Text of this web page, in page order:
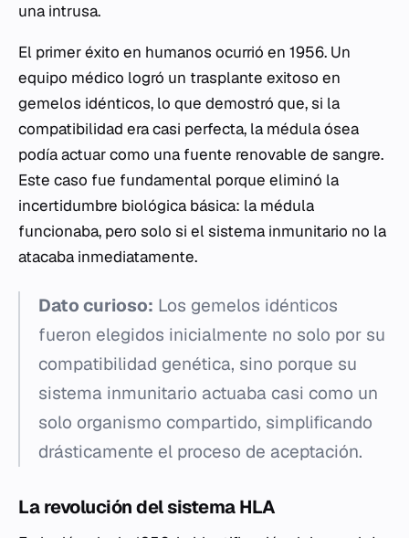
una intrusa.
El primer éxito en humanos ocurrió en 1956. Un
equipo médico logró un trasplante exitoso en
gemelos idénticos, lo que demostró que, si la
compatibilidad era casi perfecta, la médula ósea
podía actuar como una fuente renovable de sangre.
Este caso fue fundamental porque eliminó la
incertidumbre biológica básica: la médula
funcionaba, pero solo si el sistema inmunitario no la
atacaba inmediatamente.
Dato curioso: Los gemelos idénticos
fueron elegidos inicialmente no solo por su
compatibilidad genética, sino porque su
sistema inmunitario actuaba casi como un
solo organismo compartido, simplificando
drásticamente el proceso de aceptación.
La revolución del sistema HLA